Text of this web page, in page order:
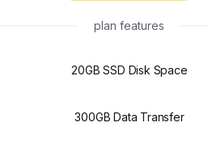
plan features
20GB SSD Disk Space
300GB Data Transfer